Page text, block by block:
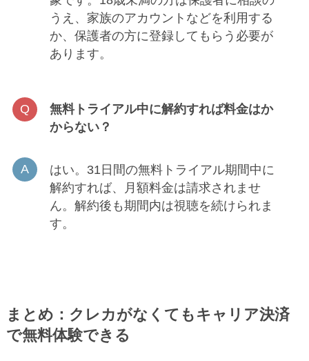
うえ、家族のアカウントなどを利用する
か、保護者の方に登録してもらう必要が
あります。
無料トライアル中に解約すれば料金はか
からない？
はい。31日間の無料トライアル期間中に
解約すれば、月額料金は請求されませ
ん。解約後も期間内は視聴を続けられま
す。
まとめ：クレカがなくてもキャリア決済
で無料体験できる